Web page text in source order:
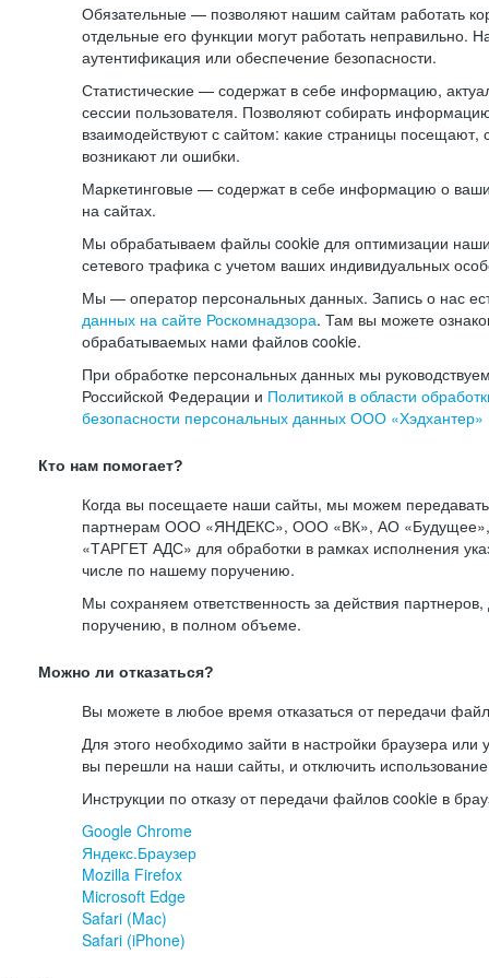
Обязательные — позволяют нашим сайтам работать
отдельные его функции могут работать неправильно.
аутентификация или обеспечение безопасности.
Статистические — содержат в себе информацию,
сессии пользователя. Позволяют собирать
взаимодействуют с сайтом: какие страницы посещают,
возникают ли ошибки.
Маркетинговые — содержат в себе информацию о
на сайтах.
Мы обрабатываем файлы cookie для оптимизации
сетевого трафика с учетом ваших индивидуальных
Мы — оператор персональных данных. Запись о нас
данных на сайте Роскомнадзора. Там вы можете
обрабатываемых нами файлов cookie.
При обработке персональных данных мы
Российской Федерации и Политикой в области
безопасности персональных данных ООО «Хэдхантер»
Кто нам помогает?
Когда вы посещаете наши сайты, мы можем
партнерам ООО «ЯНДЕКС», ООО «ВК», АО
«ТАРГЕТ АДС» для обработки в рамках исполнения
числе по нашему поручению.
Мы сохраняем ответственность за действия
поручению, в полном объеме.
Можно ли отказаться?
Вы можете в любое время отказаться от передачи
Для этого необходимо зайти в настройки браузера или
вы перешли на наши сайты, и отключить
Инструкции по отказу от передачи файлов cookie в
Google Chrome
Яндекс.Браузер
Mozilla Firefox
Microsoft Edge
Safari (Mac)
Safari (iPhone)